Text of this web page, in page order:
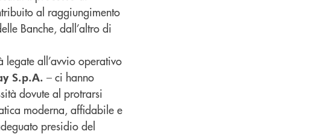
al raggiungimento
Banche, dall’altro di
legate all’avvio operativo
S.p.A. – ci hanno
dovute al protrarsi
moderna, affidabile e
presidio del